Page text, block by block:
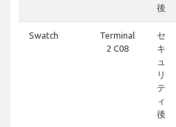
後
Swatch
Terminal
2 C08
セ
キ
ュ
リ
テ
ィ
後